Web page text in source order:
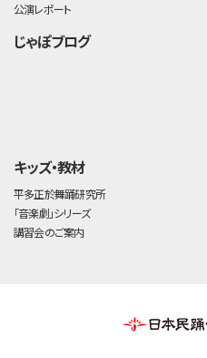
公演レポート
じゃぽブログ
キッズ・教材
平多正於舞踊研究所
「音楽劇」シリーズ
講習会のご案内